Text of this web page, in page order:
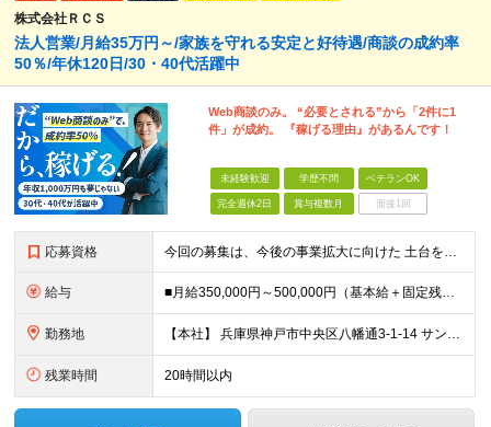
株式会社ＲＣＳ
法人営業/月給35万円～/家族を守れる安定と好待遇/商談の成約率
50％/年休120日/30・40代活躍中
Web商談のみ。 “必要とされる”から「2件に1
件」が成約。 『稼げる理由』があるんです！
未経験歓迎 学歴不問 ベテランOK
完全週休2日 賞与複数月 面接1回
応募資格 今回の募集は、今後の事業拡大に向けた 土台を築いていくための"増員"募集です。 急な欠員や業務過多が理由の急募ではなく、 先を見据えた『育成前提』の採用なので、 少しでも興味があればぜひご応募くださ
給与 ■月給350,000円～500,000円（基本給＋固定残業代＋その他手当）＋インセンティブ ∟基本給268,400円～411,700円 固定残業代57,600円～88,300円（28時間分）
勤務地 【本社】 兵庫県神戸市中央区八幡通3-1-14 サンシポートビル6F ★転居を伴う転勤はありません ＜アクセス＞ ・海岸線「三宮・花時計前駅」より徒歩2分 ・阪神本線「神戸三宮駅」より徒歩6分 ・阪
残業時間 20時間以内